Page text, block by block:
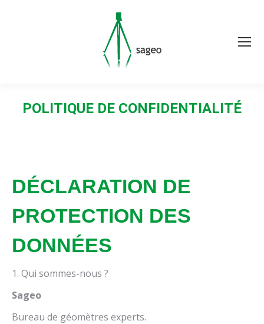
POLITIQUE DE CONFIDENTIALITÉ
DÉCLARATION DE
PROTECTION DES
DONNÉES
1. Qui sommes-nous ?
Sageo
Bureau de géomètres experts.